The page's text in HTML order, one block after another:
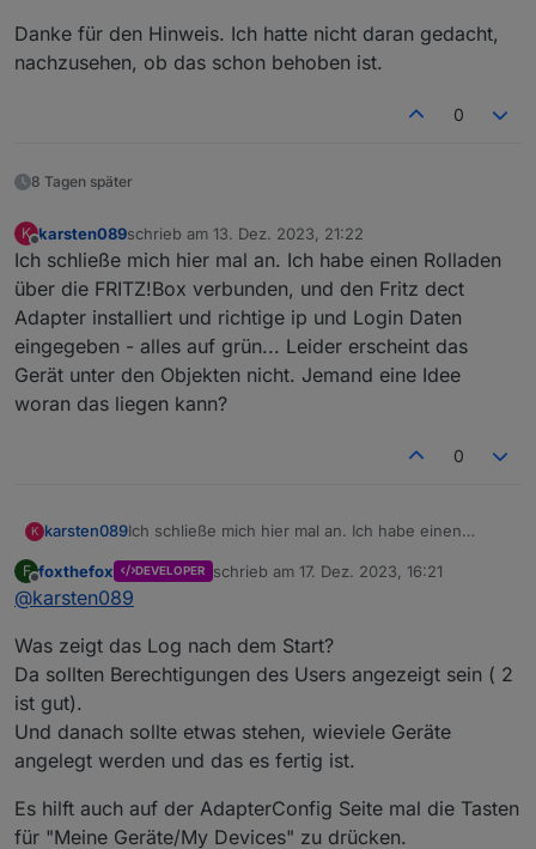
überschrieben, d.h. damit die geänderten
Wertebereiche auch wirksam werden, muß der
Datenpunkt (oder der ganze Baum von der Instanz)
Beim Neustart wird der nichtexistierende Datenpunkt
Danke für den Hinweis. Ich hatte nicht daran gedacht,
nachzusehen, ob das schon behoben ist.
0
8 Tagen später
K
Offline
karsten089schrieb am 13. Dez. 2023, 21:22
zuletzt editiert von
Ich schließe mich hier mal an. Ich habe einen Rolladen
über die FRITZ!Box verbunden, und den Fritz dect
Adapter installiert und richtige ip und Login Daten
eingegeben - alles auf grün... Leider erscheint das
Gerät unter den Objekten nicht. Jemand eine Idee
woran das liegen kann?
0
K karsten089Ich schließe mich hier mal an. Ich habe einen
Fritz dect Adapter installiert und richtige ip und
Login Daten eingegeben - alles auf grün... Leider
Jemand eine Idee woran das liegen kann?
F
Offline
foxthefox DEVELOPER schrieb am 17. Dez. 2023, 16:21
zuletzt editiert von
@karsten089
Was zeigt das Log nach dem Start?
Da sollten Berechtigungen des Users angezeigt sein ( 2
ist gut).
Und danach sollte etwas stehen, wieviele Geräte
angelegt werden und das es fertig ist.
Es hilft auch auf der AdapterConfig Seite mal die Tasten
für "Meine Geräte/My Devices" zu drücken.